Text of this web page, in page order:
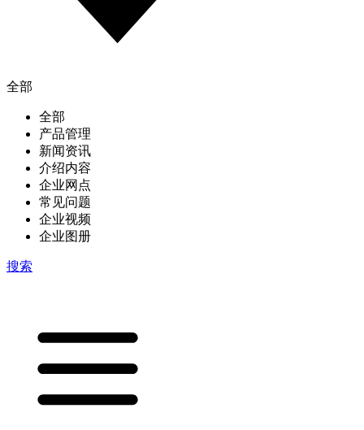
全部
全部
产品管理
新闻资讯
介绍内容
企业网点
常见问题
企业视频
企业图册
搜索